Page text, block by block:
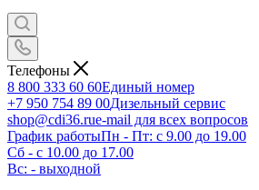
Телефоны
8 800 333 60 60Единый номер
+7 950 754 89 00Дизельный сервис
shop@cdi36.rue-mail для всех вопросов
График работыПн - Пт: с 9.00 до 19.00
Сб - с 10.00 до 17.00
Вс: - выходной